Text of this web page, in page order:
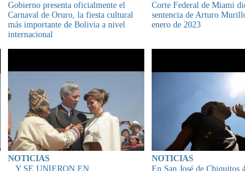
Gobierno presenta oficialmente el
Carnaval de Oruro, la fiesta cultural
más importante de Bolivia a nivel
internacional
Corte Federal de Miami
sentencia de Arturo
enero de 2023
NOTICIAS
...Y SE UNIERON EN
NOTICIAS
En San José de Chiquitos